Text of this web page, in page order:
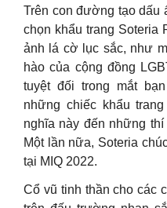
Trên con đường tạo dấu
chọn khẩu trang Soteria
ảnh lá cờ lục sắc, như
hào của cộng đồng
tuyệt đối trong mắt
những chiếc khẩu
nghĩa này đến những
Một lần nữa, Soteria
tại MIQ 2022.
Cổ vũ tinh thần cho các